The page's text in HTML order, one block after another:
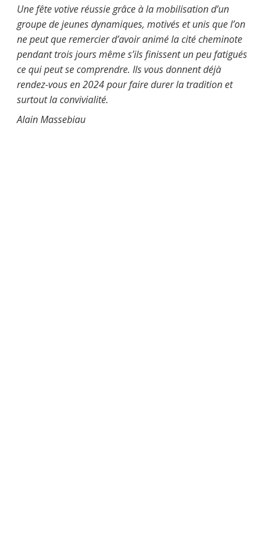
Une fête votive réussie grâce à la mobilisation d’un
groupe de jeunes dynamiques, motivés et unis que l’on
ne peut que remercier d’avoir animé la cité cheminote
pendant trois jours même s’ils finissent un peu fatigués
ce qui peut se comprendre. Ils vous donnent déjà
rendez-vous en 2024 pour faire durer la tradition et
surtout la convivialité.
Alain Massebiau